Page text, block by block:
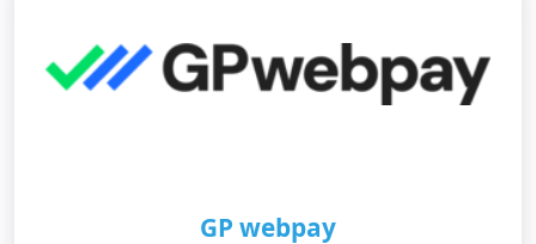
GP webpay